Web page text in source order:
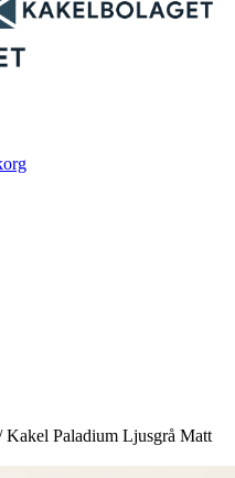
Kakel Paladium Ljusgrå Matt